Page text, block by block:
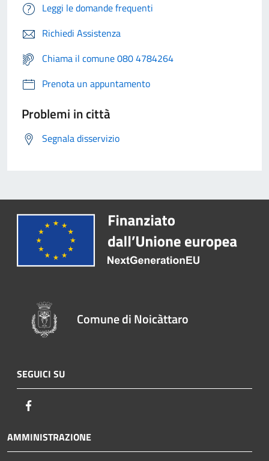
Leggi le domande frequenti
Richiedi Assistenza
Chiama il comune 080 4784264
Prenota un appuntamento
Problemi in città
Segnala disservizio
Comune di Noicàttaro
SEGUICI SU
AMMINISTRAZIONE